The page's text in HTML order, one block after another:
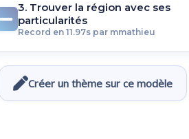
3. Trouver la région avec ses
particularités
Record en 11.97s par mmathieu
Créer un thème sur ce modèle